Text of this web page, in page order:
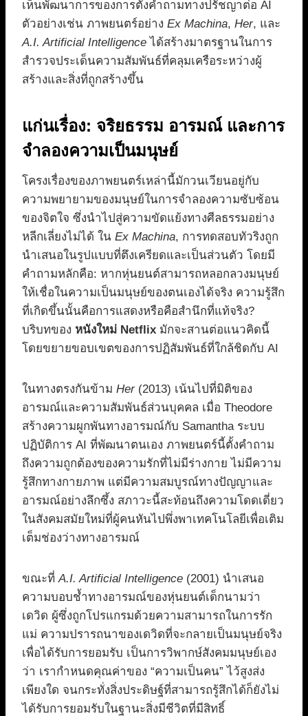
เห็นพัฒนาการของการตั้งคำถามทางปรัชญาต่อ AI
ตัวอย่างเช่น ภาพยนตร์อย่าง Ex Machina, Her, และ
A.I. Artificial Intelligence ได้สร้างมาตรฐานในการ
สำรวจประเด็นความสัมพันธ์ที่คลุมเครือระหว่างผู้
สร้างและสิ่งที่ถูกสร้างขึ้น
แก่นเรื่อง: จริยธรรม อารมณ์ และการ
จำลองความเป็นมนุษย์
โครงเรื่องของภาพยนตร์เหล่านี้มักวนเวียนอยู่กับ
ความพยายามของมนุษย์ในการจำลองความซับซ้อน
ของจิตใจ ซึ่งนำไปสู่ความขัดแย้งทางศีลธรรมอย่าง
หลีกเลี่ยงไม่ได้ ใน Ex Machina, การทดสอบทัวริงถูก
นำเสนอในรูปแบบที่ตึงเครียดและเป็นส่วนตัว โดยมี
คำถามหลักคือ: หากหุ่นยนต์สามารถหลอกลวงมนุษย์
ให้เชื่อในความเป็นมนุษย์ของตนเองได้จริง ความรู้สึก
ที่เกิดขึ้นนั้นคือการแสดงหรือคือสำนึกที่แท้จริง?
บริบทของ หนังใหม่ Netflix มักจะสานต่อแนวคิดนี้
โดยขยายขอบเขตของการปฏิสัมพันธ์ที่ใกล้ชิดกับ AI
ในทางตรงกันข้าม Her(2013) เน้นไปที่มิติของ
อารมณ์และความสัมพันธ์ส่วนบุคคล เมื่อ Theodore
สร้างความผูกพันทางอารมณ์กับ Samantha ระบบ
ปฏิบัติการ AI ที่พัฒนาตนเอง ภาพยนตร์นี้ตั้งคำถาม
ถึงความถูกต้องของความรักที่ไม่มีร่างกาย ไม่มีความ
รู้สึกทางกายภาพ แต่มีความสมบูรณ์ทางปัญญาและ
อารมณ์อย่างลึกซึ้ง สภาวะนี้สะท้อนถึงความโดดเดี่ยว
ในสังคมสมัยใหม่ที่ผู้คนหันไปพึ่งพาเทคโนโลยีเพื่อเติม
เต็มช่องว่างทางอารมณ์
ขณะที่ A.I. Artificial Intelligence (2001) นำเสนอ
ความบอบช้ำทางอารมณ์ของหุ่นยนต์เด็กนามว่า
เดวิด ผู้ซึ่งถูกโปรแกรมด้วยความสามารถในการรัก
แม่ ความปรารถนาของเดวิดที่จะกลายเป็นมนุษย์จริง
เพื่อได้รับการยอมรับ เป็นการวิพากษ์สังคมมนุษย์เอง
ว่า เรากำหนดคุณค่าของ “ความเป็นคน” ไว้สูงส่ง
เพียงใด จนกระทั่งสิ่งประดิษฐ์ที่สามารถรู้สึกได้ก็ยังไม่
ได้รับการยอมรับในฐานะสิ่งมีชีวิตที่มีสิทธิ์